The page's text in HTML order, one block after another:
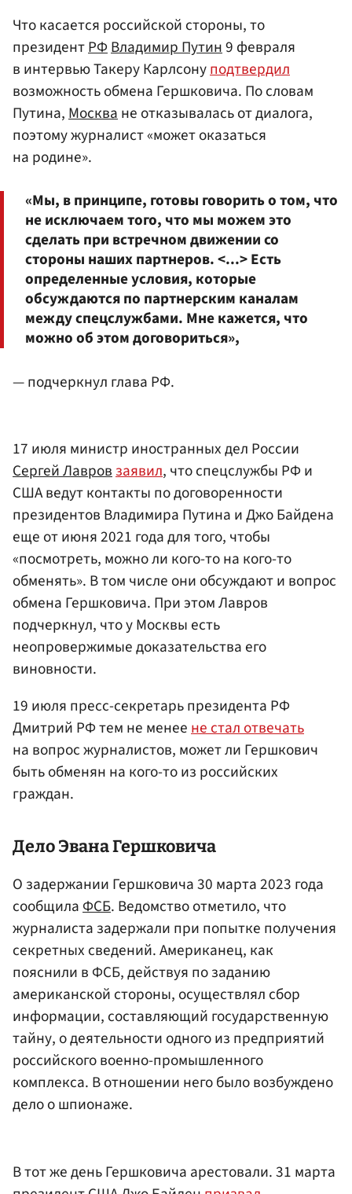
Что касается российской стороны, то
президентРФВладимир Путин9 февраля
в интервью Такеру Карлсонуподтвердил
возможность обмена Гершковича. По словам
Путина,Москване отказывалась от диалога,
поэтому журналист «может оказаться
на родине».
«Мы, в принципе, готовы говорить о том, что
не исключаем того, что мы можем это
сделать при встречном движении со
стороны наших партнеров. <...> Есть
определенные условия, которые
обсуждаются по партнерским каналам
между спецслужбами. Мне кажется, что
можно об этом договориться»,
— подчеркнул глава РФ.
17 июля министр иностранных дел России
Сергей Лавровзаявил, что спецслужбы РФ и
США ведут контакты по договоренности
президентов Владимира Путина и Джо Байдена
еще от июня 2021 года для того, чтобы
«посмотреть, можно ли кого-то на кого-то
обменять». В том числе они обсуждают и вопрос
обмена Гершковича. При этом Лавров
подчеркнул, что у Москвы есть
неопровержимые доказательства его
виновности.
19 июля пресс-секретарь президента РФ
Дмитрий РФ тем не менеене стал отвечать
на вопрос журналистов, может ли Гершкович
быть обменян на кого-то из российских
граждан.
ДелоЭвана Гершковича
О задержании Гершковича 30 марта 2023 года
сообщилаФСБ. Ведомство отметило, что
журналиста задержали при попытке получения
секретных сведений. Американец, как
пояснили в ФСБ, действуя по заданию
американской стороны, осуществлял сбор
информации, составляющий государственную
тайну, о деятельности одного из предприятий
российского военно-промышленного
комплекса. В отношении него было возбуждено
дело о шпионаже.
В тот же день Гершковича арестовали. 31 марта